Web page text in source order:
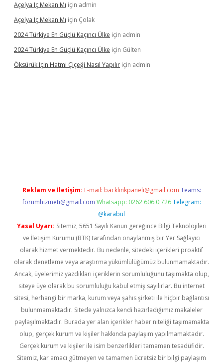
Açelya Iç Mekan Mı için admin
Açelya Iç Mekan Mı için Çolak
2024 Türkiye En Güçlü Kaçıncı Ülke için admin
2024 Türkiye En Güçlü Kaçıncı Ülke için Gülten
Öksürük Için Hatmi Çiçeği Nasıl Yapılır için admin
Reklam ve İletişim: E-mail: backlinkpaneli@gmail.com Teams:
forumhizmeti@gmail.com Whatsapp: 0262 606 0 726 Telegram:
@karabul
Yasal Uyarı: Sitemiz, 5651 Sayılı Kanun gereğince Bilgi Teknolojileri
ve İletişim Kurumu (BTK) tarafından onaylanmış bir Yer Sağlayıcı
olarak hizmet vermektedir. Bu nedenle, sitedeki içerikleri proaktif
olarak denetleme veya araştırma yükümlülüğümüz bulunmamaktadır.
Ancak, üyelerimiz yazdıkları içeriklerin sorumluluğunu taşımakta olup,
siteye üye olarak bu sorumluluğu kabul etmiş sayılırlar. Bu internet
sitesi, herhangi bir marka, kurum veya şahıs şirketi ile hiçbir bağlantısı
bulunmamaktadır. Sitede yalnızca kendi hazırladığımız makaleler
paylaşılmaktadır. Burada yer alan içerikler haber niteliği taşımamakta
olup, gerçek kurum ve kişiler hakkında paylaşım yapılmamaktadır.
Gerçek kurum ve kişiler ile isim benzerlikleri tamamen tesadüfidir.
Sitemiz, kar amacı gütmeyen ve tamamen ücretsiz bir bilgi paylaşım